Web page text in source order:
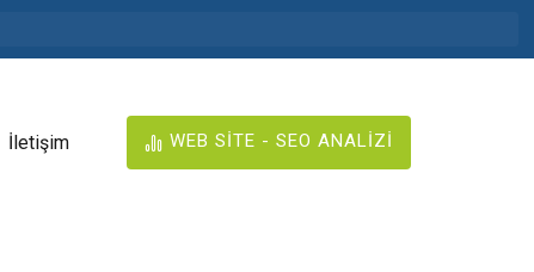
İletişim WEB SİTE - SEO ANALİZİ